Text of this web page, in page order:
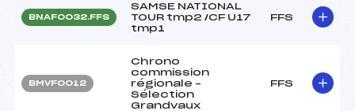
BNAF0032.FFS
SAMSE NATIONAL
TOUR tmp2 /CF U17
tmp1
FFS
BMVF0012
Chrono
commission
régionale –
Sélection
Grandvaux
FFS